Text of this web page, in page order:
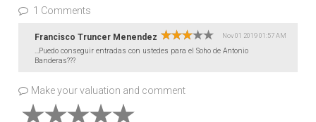
1 Comments
Nov 01 2019 01:57 AM
Francisco Truncer Menendez
...Puedo conseguir entradas con ustedes para el Soho de Antonio
Banderas???
Make your valuation and comment